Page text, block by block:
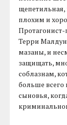
плохим и
Терри
мазаны, и
защищать,
соблазнам,
больше всего
сыновья,